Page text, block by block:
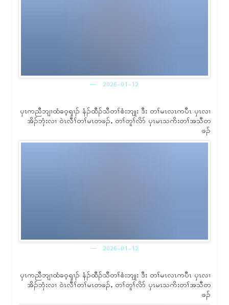
2026-01-12
ၦၤကညီဘျၢထံခဝ့ၡၢၣ် နံၣ်ထီၣ်သီတၢ်စံးဘျုး ဒီး တၢ်မၤလၤကပီၤ ၦၤလၢ
အိၣ်ဘှံးလၢ ဝဲၤလီၢ်တၢ်မၤတဖၣ်ႇ တၢ်တူၢ်လိာ် ၦၤမၤသကိးတၢ်အသီတ
ဖၣ်
2026-01-12
ၦၤကညီဘျၢထံခဝ့ၡၢၣ် နံၣ်ထီၣ်သီတၢ်စံးဘျုး ဒီး တၢ်မၤလၤကပီၤ ၦၤလၢ
အိၣ်ဘှံးလၢ ဝဲၤလီၢ်တၢ်မၤတဖၣ်ႇ တၢ်တူၢ်လိာ် ၦၤမၤသကိးတၢ်အသီတ
ဖၣ်